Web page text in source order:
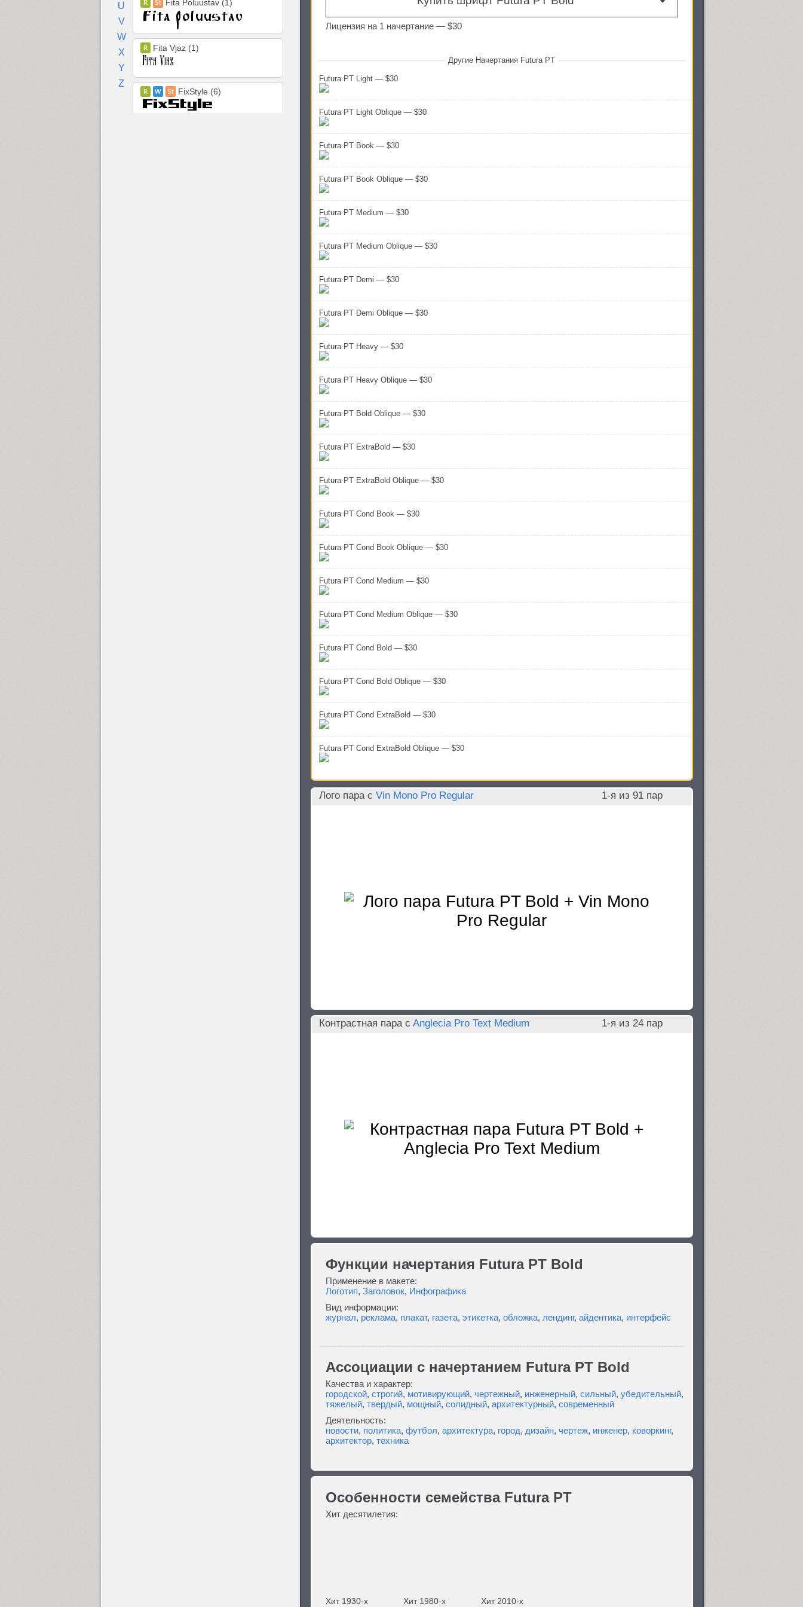
U
V
W
X
Y
Z
Fita Poluustav (1)
Fita Vjaz (1)
FixStyle (6)
Лицензия на 1 начертание — $30
Другие Начертания Futura PT
Futura PT Light — $30
Futura PT Light Oblique — $30
Futura PT Book — $30
Futura PT Book Oblique — $30
Futura PT Medium — $30
Futura PT Medium Oblique — $30
Futura PT Demi — $30
Futura PT Demi Oblique — $30
Futura PT Heavy — $30
Futura PT Heavy Oblique — $30
Futura PT Bold Oblique — $30
Futura PT ExtraBold — $30
Futura PT ExtraBold Oblique — $30
Futura PT Cond Book — $30
Futura PT Cond Book Oblique — $30
Futura PT Cond Medium — $30
Futura PT Cond Medium Oblique — $30
Futura PT Cond Bold — $30
Futura PT Cond Bold Oblique — $30
Futura PT Cond ExtraBold — $30
Futura PT Cond ExtraBold Oblique — $30
Лого пара c Vin Mono Pro Regular 1-я из 91пар
Контрастная пара c Anglecia Pro Text Medium 1-я из 24пар
Функции начертания Futura PT Bold
Применение в макете:
Логотип, Заголовок, Инфографика
Вид информации:
журнал, реклама, плакат, газета, этикетка, обложка, лендинг, айдентика, интерфейс
Ассоциации c начертанием Futura PT Bold
Качества и характер:
городской, строгий, мотивирующий, чертежный, инженерный, сильный, убедительный,
тяжелый, твердый, мощный, солидный, архитектурный, современный
Деятельность:
новости, политика, футбол, архитектура, город, дизайн, чертеж, инженер, коворкинг,
архитектор, техника
Особенности семейства Futura PT
Хит десятилетия:
Хит 1930-х Хит 1980-х Хит 2010-х